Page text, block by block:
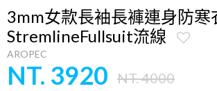
3mm女款長袖長褲連身防寒
StremlineFullsuit流線
AROPEC
NT. 3920 NT. 4000